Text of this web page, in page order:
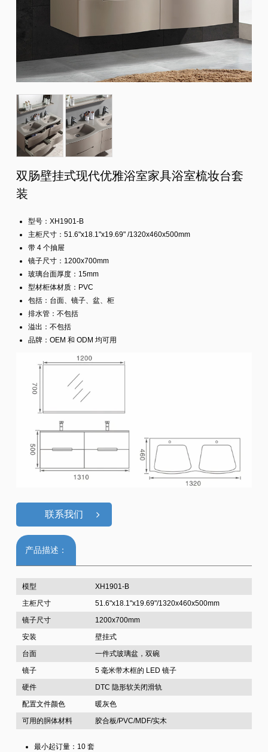
双肠壁挂式现代优雅浴室家具浴室梳妆台套
装
型号：XH1901-B
主柜尺寸：51.6"x18.1"x19.69" /1320x460x500mm
带 4 个抽屉
镜子尺寸：1200x700mm
玻璃台面厚度：15mm
型材柜体材质：PVC
包括：台面、镜子、盆、柜
排水管：不包括
溢出：不包括
品牌：OEM 和 ODM 均可用
联系我们
产品描述：
模型
XH1901-B
主柜尺寸
51.6"x18.1"x19.69"/1320x460x500mm
镜子尺寸
1200x700mm
安装
壁挂式
台面
一件式玻璃盆，双碗
镜子
5 毫米带木框的 LED 镜子
硬件
DTC 隐形软关闭滑轨
配置文件颜色
暖灰色
可用的胴体材料
胶合板/PVC/MDF/实木
最小起订量：10 套